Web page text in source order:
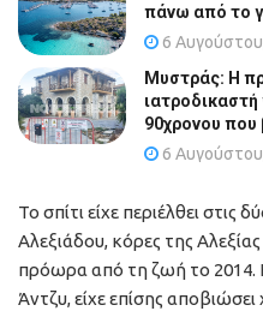
πάνω από το
6
Μυστράς: Η
ιατροδικαστή
90χρονου
6
Το σπίτι είχε περιέλθει στις
Αλεξιάδου, κόρες της
πρόωρα από τη ζωή το 2014.
Άντζυ, είχε επίσης